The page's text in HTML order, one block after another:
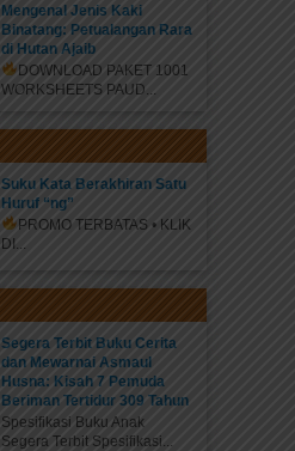
Mengenal Jenis Kaki
Binatang: Petualangan Rara
di Hutan Ajaib
DOWNLOAD PAKET 1001
WORKSHEETS PAUD...
Suku Kata Berakhiran Satu
Huruf “ng”
PROMO TERBATAS • KLIK
DI...
Segera Terbit Buku Cerita
dan Mewarnai Asmaul
Husna: Kisah 7 Pemuda
Beriman Tertidur 309 Tahun
Spesifikasi Buku Anak
Segera Terbit Spesifikasi...